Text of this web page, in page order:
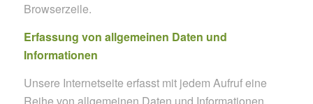
Browserzeile.
Erfassung von allgemeinen Daten und
Informationen
Unsere Internetseite erfasst mit jedem Aufruf eine
Reihe von allgemeinen Daten und Informationen.